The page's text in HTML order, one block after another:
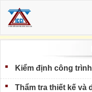
Kiểm định công
Thẩm tra thiết kế và